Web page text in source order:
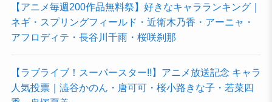
【アニメ毎週200作品無料祭】好きなキャラランキング｜
ネギ・スプリングフィールド・近衛木乃香・アーニャ・
アフロディテ・長谷川千雨・桜咲刹那
【ラブライブ！スーパースター!!】アニメ放送記念 キャラ
人気投票｜澁谷かのん・唐可可・桜小路きな子・若菜四